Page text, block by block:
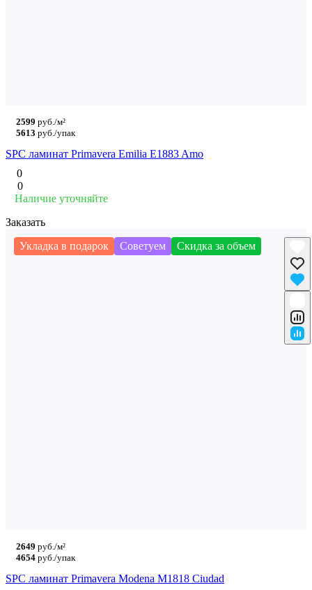
2599 руб./м²
5613 руб./упак
SPC ламинат Primavera Emilia E1883 Amo
0
0
Наличие уточняйте
Заказать
Укладка в подарок
Советуем Скидка за объем
2649 руб./м²
4654 руб./упак
SPC ламинат Primavera Modena M1818 Ciudad